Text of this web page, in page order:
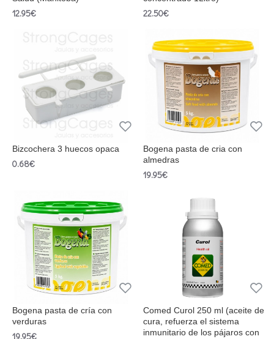
12.95€ 22.50€
Bizcochera 3 huecos opaca
0.68€
Bogena pasta de cria con
almedras
19.95€
Bogena pasta de cría con
verduras
19.95€
Comed Curol 250 ml (aceite de
cura, refuerza el sistema
inmunitario de los pájaros con